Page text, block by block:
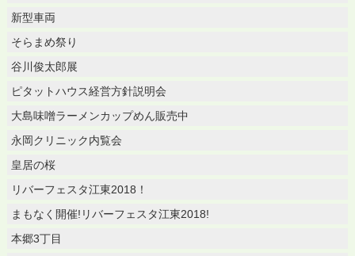
新型車両
そらまめ祭り
谷川俊太郎展
ピタットハウス経営方針説明会
大島味噌ラーメンカップめん販売中
永岡クリニック内覧会
皇居の桜
リバーフェスタ江東2018！
まもなく開催!リバーフェスタ江東2018!
本郷3丁目